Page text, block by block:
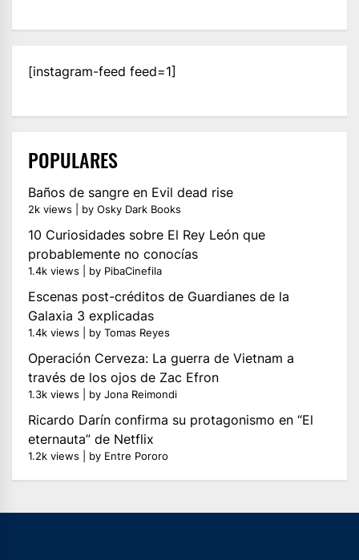
[instagram-feed feed=1]
POPULARES
Baños de sangre en Evil dead rise
2k views by Osky Dark Books
10 Curiosidades sobre El Rey León que
probablemente no conocías
1.4k views by PibaCinefila
Escenas post-créditos de Guardianes de la
Galaxia 3 explicadas
1.4k views by Tomas Reyes
Operación Cerveza: La guerra de Vietnam a
través de los ojos de Zac Efron
1.3k views by Jona Reimondi
Ricardo Darín confirma su protagonismo en “El
eternauta” de Netflix
1.2k views by Entre Pororo